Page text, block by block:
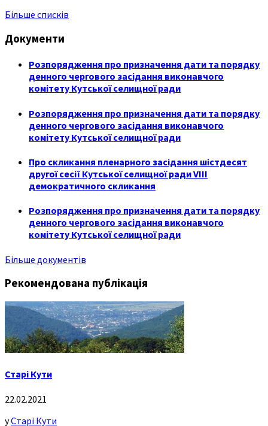
Більше списків
Документи
Розпорядження про призначення дати та порядку
денного чергового засідання виконавчого
комітету Кутської селищної ради
Розпорядження про призначення дати та порядку
денного чергового засідання виконавчого
комітету Кутської селищної ради
Про скликання пленарного засідання шістдесят
другої сесії Кутської селищної ради VIII
демократичного скликання
Розпорядження про призначення дати та порядку
денного чергового засідання виконавчого
комітету Кутської селищної ради
Більше документів
Рекомендована публікація
Старі Кути
22.02.2021
уСтарі Кути